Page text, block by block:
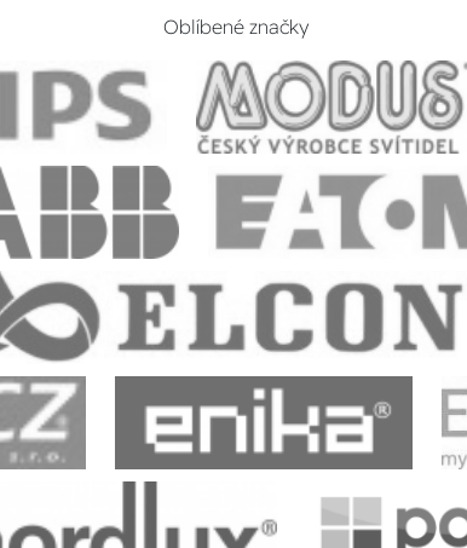
Oblíbené značky